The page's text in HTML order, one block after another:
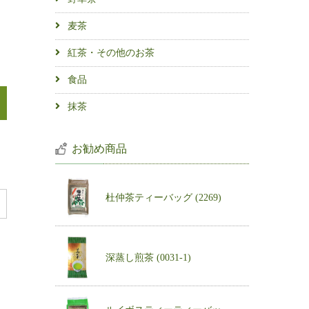
麦茶
紅茶・その他のお茶
食品
抹茶
お勧め商品
杜仲茶ティーバッグ (2269)
深蒸し煎茶 (0031-1)